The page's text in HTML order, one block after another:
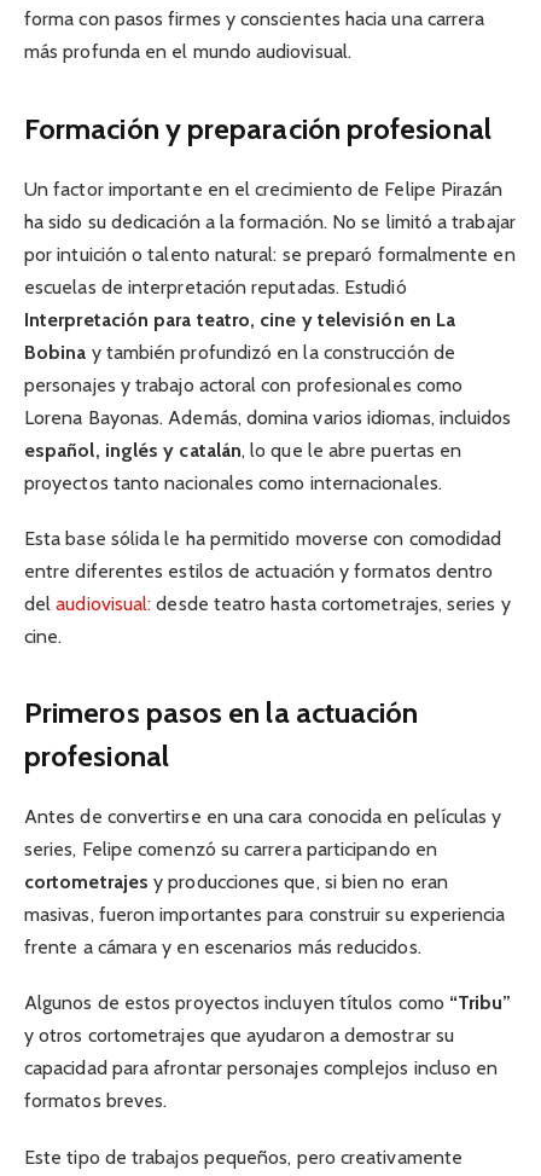
forma con pasos firmes y conscientes hacia una carrera
más profunda en el mundo audiovisual.
Formación y preparación profesional
Un factor importante en el crecimiento de Felipe Pirazán
ha sido su dedicación a la formación. No se limitó a trabajar
por intuición o talento natural: se preparó formalmente en
escuelas de interpretación reputadas. Estudió
Interpretación para teatro, cine y televisión en La
Bobina y también profundizó en la construcción de
personajes y trabajo actoral con profesionales como
Lorena Bayonas. Además, domina varios idiomas, incluidos
español, inglés y catalán, lo que le abre puertas en
proyectos tanto nacionales como internacionales.
Esta base sólida le ha permitido moverse con comodidad
entre diferentes estilos de actuación y formatos dentro
delaudiovisual: desde teatro hasta cortometrajes, series y
cine.
Primeros pasos en la actuación
profesional
Antes de convertirse en una cara conocida en películas y
series, Felipe comenzó su carrera participando en
cortometrajes y producciones que, si bien no eran
masivas, fueron importantes para construir su experiencia
frente a cámara y en escenarios más reducidos.
Algunos de estos proyectos incluyen títulos como “Tribu”
y otros cortometrajes que ayudaron a demostrar su
capacidad para afrontar personajes complejos incluso en
formatos breves.
Este tipo de trabajos pequeños, pero creativamente